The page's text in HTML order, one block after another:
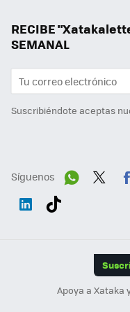
RECIBE
SEMANAL
Suscribiéndote aceptas
Síguenos
Apoya a Xataka